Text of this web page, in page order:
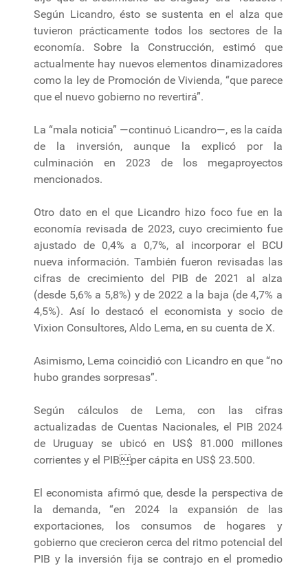
Según Licandro, ésto se sustenta en el alza que
tuvieron prácticamente todos los sectores de la
economía. Sobre la Construcción, estimó que
actualmente hay nuevos elementos dinamizadores
como la ley de Promoción de Vivienda, “que parece
que el nuevo gobierno no revertirá”.
La “mala noticia” —continuó Licandro—, es la caída
de la inversión, aunque la explicó por la
culminación en 2023 de los megaproyectos
mencionados.
Otro dato en el que Licandro hizo foco fue en la
economía revisada de 2023, cuyo crecimiento fue
ajustado de 0,4% a 0,7%, al incorporar el BCU
nueva información. También fueron revisadas las
cifras de crecimiento del PIB de 2021 al alza
(desde 5,6% a 5,8%) y de 2022 a la baja (de 4,7% a
4,5%). Así lo destacó el economista y socio de
Vixion Consultores, Aldo Lema, en su cuenta de X.
Asimismo, Lema coincidió con Licandro en que “no
hubo grandes sorpresas”.
Según cálculos de Lema, con las cifras
actualizadas de Cuentas Nacionales, el PIB 2024
de Uruguay se ubicó en US$ 81.000 millones
corrientes y el PIBper cápita en US$ 23.500.
El economista afirmó que, desde la perspectiva de
la demanda, “en 2024 la expansión de las
exportaciones, los consumos de hogares y
gobierno que crecieron cerca del ritmo potencial del
PIB y la inversión fija se contrajo en el promedio